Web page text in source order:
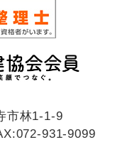
市林1-1-9
931-9099